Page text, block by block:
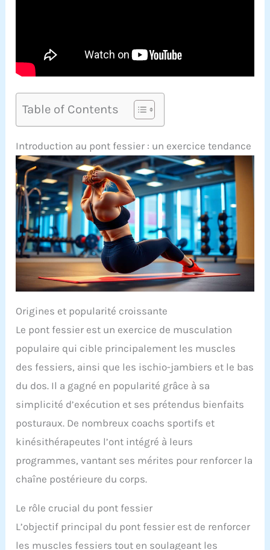
Table of Contents
Introduction au pont fessier : un exercice tendance
Origines et popularité croissante
Le pont fessier est un exercice de musculation
populaire qui cible principalement les muscles
des fessiers, ainsi que les ischio-jambiers et le bas
du dos. Il a gagné en popularité grâce à sa
simplicité d’exécution et ses prétendus bienfaits
posturaux. De nombreux coachs sportifs et
kinésithérapeutes l’ont intégré à leurs
programmes, vantant ses mérites pour renforcer la
chaîne postérieure du corps.
Le rôle crucial du pont fessier
L’objectif principal du pont fessier est de renforcer
les muscles fessiers tout en soulageant les